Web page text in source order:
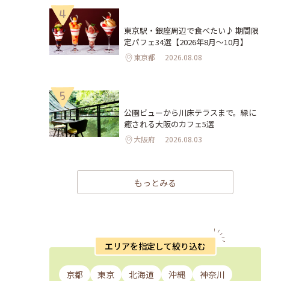
4
東京駅・銀座周辺で食べたい♪ 期間限
定パフェ34選【2026年8月～10月】
東京都 2026.08.08
5
公園ビューから川床テラスまで。緑に
癒される大阪のカフェ5選
大阪府 2026.08.03
もっとみる
エリアを指定して絞り込む
京都 東京 北海道 沖縄
神奈川